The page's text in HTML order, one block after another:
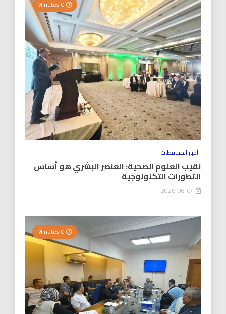
أخبار المحافظات
نقيب العلوم الصحية: العنصر البشري هو أساس
التطورات التكنولوجية